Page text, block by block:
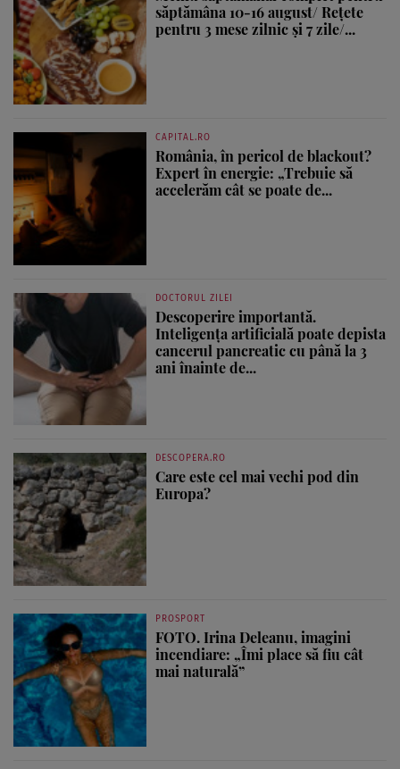
săptămâna 10-16 august/ Rețete
pentru 3 mese zilnic și 7 zile/...
CAPITAL.RO
România, în pericol de blackout?
Expert în energie: „Trebuie să
accelerăm cât se poate de...
DOCTORUL ZILEI
Descoperire importantă.
Inteligența artificială poate depista
cancerul pancreatic cu până la 3
ani înainte de...
DESCOPERA.RO
Care este cel mai vechi pod din
Europa?
PROSPORT
FOTO. Irina Deleanu, imagini
incendiare: „Îmi place să fiu cât
mai naturală”